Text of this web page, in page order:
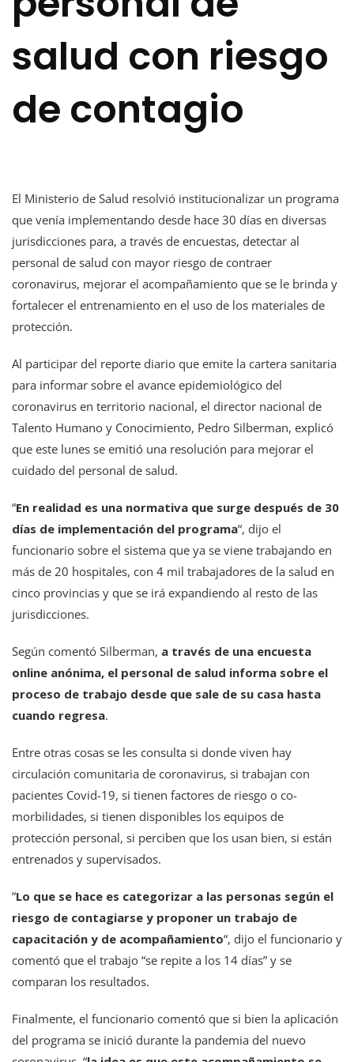
salud con riesgo
de contagio
El Ministerio de Salud resolvió institucionalizar un programa
que venía implementando desde hace 30 días en diversas
jurisdicciones para, a través de encuestas, detectar al
personal de salud con mayor riesgo de contraer
coronavirus, mejorar el acompañamiento que se le brinda y
fortalecer el entrenamiento en el uso de los materiales de
protección.
Al participar del reporte diario que emite la cartera sanitaria
para informar sobre el avance epidemiológico del
coronavirus en territorio nacional, el director nacional de
Talento Humano y Conocimiento, Pedro Silberman, explicó
que este lunes se emitió una resolución para mejorar el
cuidado del personal de salud.
“En realidad es una normativa que surge después de 30
días de implementación del programa“, dijo el
funcionario sobre el sistema que ya se viene trabajando en
más de 20 hospitales, con 4 mil trabajadores de la salud en
cinco provincias y que se irá expandiendo al resto de las
jurisdicciones.
Según comentó Silberman, a través de una encuesta
online anónima, el personal de salud informa sobre el
proceso de trabajo desde que sale de su casa hasta
cuando regresa.
Entre otras cosas se les consulta si donde viven hay
circulación comunitaria de coronavirus, si trabajan con
pacientes Covid-19, si tienen factores de riesgo o co-
morbilidades, si tienen disponibles los equipos de
protección personal, si perciben que los usan bien, si están
entrenados y supervisados.
“Lo que se hace es categorizar a las personas según el
riesgo de contagiarse y proponer un trabajo de
capacitación y de acompañamiento“, dijo el funcionario y
comentó que el trabajo “se repite a los 14 días” y se
comparan los resultados.
Finalmente, el funcionario comentó que si bien la aplicación
del programa se inició durante la pandemia del nuevo